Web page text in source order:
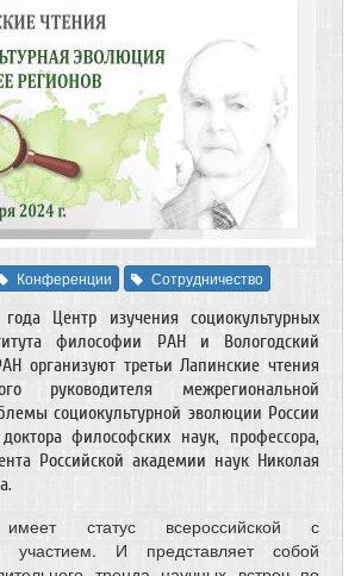
Конференции Сотрудничество
Центр изучения социокультурных
философии РАН и Вологодский
организуют третьи Лапинские чтения
руководителя межрегиональной
социокультурной эволюции России
философских наук, профессора,
Российской академии наук Николая
статус всероссийской с
участием. И представляет собой